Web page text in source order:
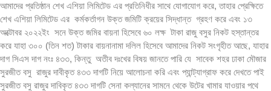
আমাদের প্রতিষ্ঠান শেখ এশিয়া লিমিটেড এর প্রতিনিধীর সাথে যোগাযোগ করে, তাহার প্রেক্ষিতে
শেখ এশিয়া লিমিটেড এর কর্মকর্তাগন উক্ত জমিটি ক্রয়ের সিদ্ধান্ত গ্রহণ করে এবং ১৩
অক্টোবর ২০২২ইং সনে উক্ত জমির বায়না হিসেবে ৬০ লক্ষ টাকা রাজু বসুর নিকট হস্তান্তর
করে যাহা ৩০০ (তিন শত) টাকার বায়নানামা দলিল হিসেবে আমাদের নিকট সংগৃহীত আছে, যাহার
দাগ সিএস দাগ নংঃ ৪৩৩, কিন্তু অতীব দঃখের বিষয় জানতে পারি যে সাবেক শহর ঢাকা মৌজার
সুরজীত বসু রাজুর দাবীকৃত ৪৩৩ দাগটি নিয়ে আলোচনা করি এবং প্যান্ট্যাগ্রাফ করে দেখতে পাই
সুরজীত বসু রাজুর দাবিকৃত ৪৩৩ দাগটি সেনা কল্যানের সামনে থেকে উটের খামার যাওয়ার পথে